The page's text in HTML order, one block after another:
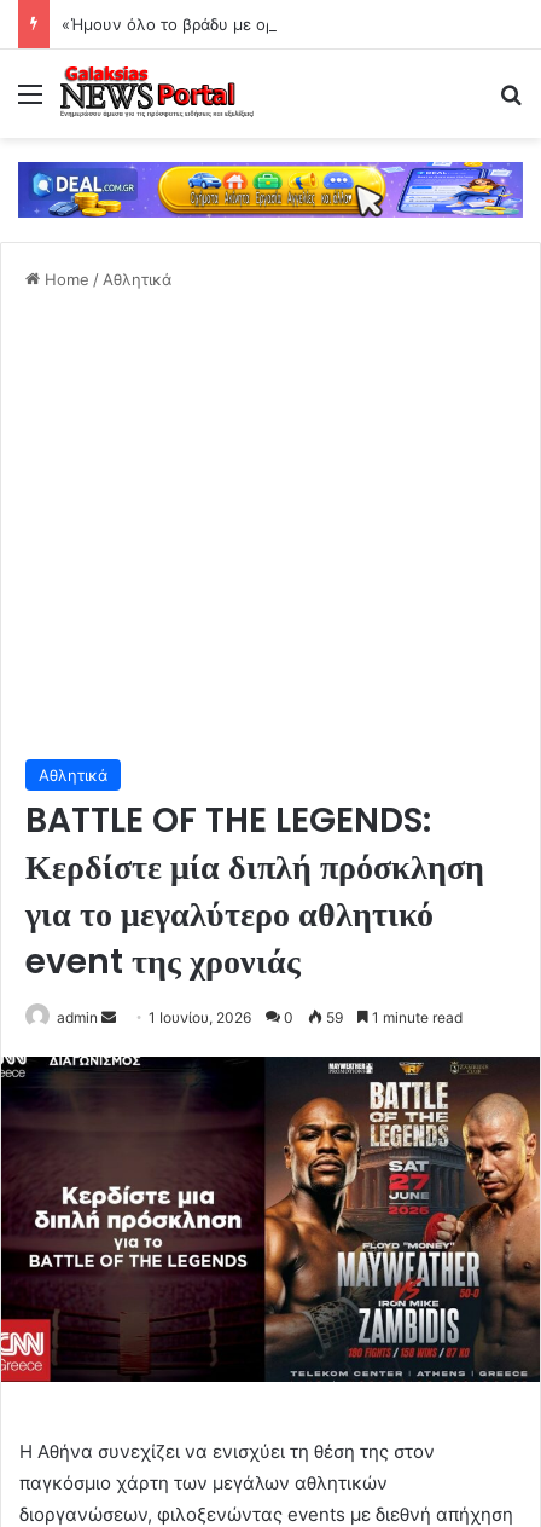
«Ήμουν όλο το βράδυ με ορό, σέρνομαι»
Menu
Home / Αθλητικά
Αθλητικά
BATTLE OF THE LEGENDS:
Κερδίστε μία διπλή πρόσκληση
για το μεγαλύτερο αθλητικό
event της χρονιάς
admin
Send
email
1 Ιουνίου, 2026 0 59 1 minute read
Η Αθήνα συνεχίζει να ενισχύει τη θέση της στον
παγκόσμιο χάρτη των μεγάλων αθλητικών
διοργανώσεων, φιλοξενώντας events με διεθνή απήχηση